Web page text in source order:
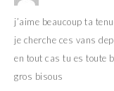
j’aime beaucoup ta
je cherche ces vans
en tout cas tu es toute
gros bisous